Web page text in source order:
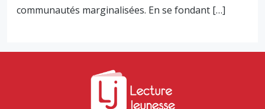
communautés marginalisées. En se fondant […]